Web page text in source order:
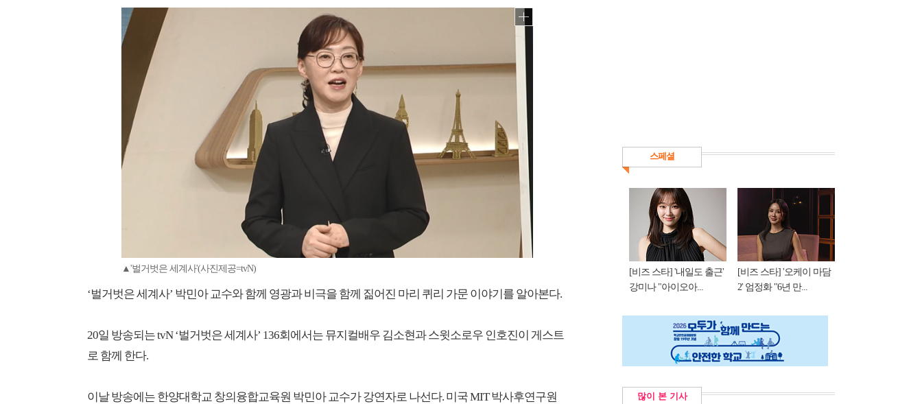
▲'벌거벗은 세계사'(사진제공=tvN)
‘벌거벗은 세계사’ 박민아 교수와 함께 영광과 비극을 함께 짊어진 마리 퀴리 가문 이야기를 알아본다.
20일 방송되는 tvN ‘벌거벗은 세계사’ 136회에서는 뮤지컬배우 김소현과 스윗소로우 인호진이 게스트
로 함께 한다.
이날 방송에는 한양대학교 창의융합교육원 박민아 교수가 강연자로 나선다. 미국 MIT 박사후연구원
스페셜
[비즈 스타] '내일도 출근'
강미나 "아이오아...
[비즈 스타] '오케이 마담
2' 엄정화 "6년 만...
많이 본 기사